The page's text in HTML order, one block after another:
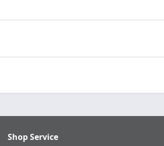
Shop Service